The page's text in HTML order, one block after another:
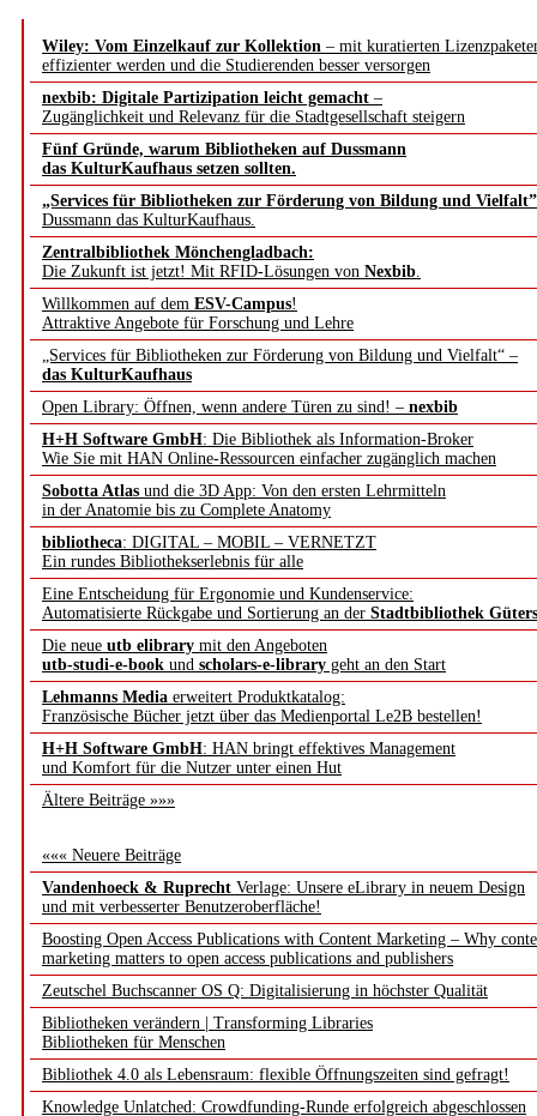
Wiley: Vom Einzelkauf zur Kollektion – mit kuratierten
effizienter werden und die Studierenden besser versorgen
nexbib: Digitale Partizipation leicht gemacht –
Zugänglichkeit und Relevanz für die Stadtgesellschaft steigern
Fünf Gründe, warum Bibliotheken auf Dussmann
das KulturKaufhaus setzen sollten.
„Services für Bibliotheken zur Förderung von Bildung und
Dussmann das KulturKaufhaus.
Zentralbibliothek Mönchengladbach:
Die Zukunft ist jetzt! Mit RFID-Lösungen von Nexbib.
Willkommen auf dem ESV-Campus!
Attraktive Angebote für Forschung und Lehre
„Services für Bibliotheken zur Förderung von Bildung und Vielfalt“ –
das KulturKaufhaus
Open Library: Öffnen, wenn andere Türen zu sind! – nexbib
H+H Software GmbH: Die Bibliothek als Information-Broker
Wie Sie mit HAN Online-Ressourcen einfacher zugänglich machen
Sobotta Atlas und die 3D App: Von den ersten Lehrmitteln
in der Anatomie bis zu Complete Anatomy
bibliotheca: DIGITAL – MOBIL – VERNETZT
Ein rundes Bibliothekserlebnis für alle
Eine Entscheidung für Ergonomie und Kundenservice:
Automatisierte Rückgabe und Sortierung an der Stadtbibliothek
Die neue utb elibrary mit den Angeboten
utb-studi-e-book und scholars-e-library geht an den Start
Lehmanns Media erweitert Produktkatalog:
Französische Bücher jetzt über das Medienportal Le2B bestellen!
H+H Software GmbH: HAN bringt effektives Management
und Komfort für die Nutzer unter einen Hut
Ältere Beiträge »»»
««« Neuere Beiträge
Vandenhoeck & Ruprecht Verlage: Unsere eLibrary in neuem Design
und mit verbesserter Benutzeroberfläche!
Boosting Open Access Publications with Content Marketing – Why
marketing matters to open access publications and publishers
Zeutschel Buchscanner OS Q: Digitalisierung in höchster Qualität
Bibliotheken verändern | Transforming Libraries
Bibliotheken für Menschen
Bibliothek 4.0 als Lebensraum: flexible Öffnungszeiten sind gefragt!
Knowledge Unlatched: Crowdfunding-Runde erfolgreich abgeschlossen